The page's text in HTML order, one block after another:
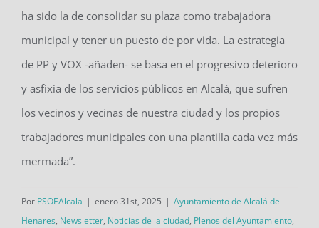
ha sido la de consolidar su plaza como trabajadora
municipal y tener un puesto de por vida. La estrategia
de PP y VOX -añaden- se basa en el progresivo deterioro
y asfixia de los servicios públicos en Alcalá, que sufren
los vecinos y vecinas de nuestra ciudad y los propios
trabajadores municipales con una plantilla cada vez más
mermada”.
Por PSOEAlcala | enero 31st, 2025 | Ayuntamiento de Alcalá de
Henares, Newsletter, Noticias de la ciudad, Plenos del Ayuntamiento,